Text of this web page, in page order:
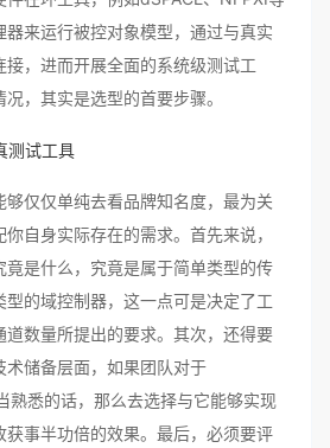
来运行被控对象模型，通过与真实
接，进而开展全面的系统级测试工
，其实是选型的首要步骤。
测试工具
仅仅单纯去看品牌知名度，最为关
自身实际存在的需求。首先来说，
竟是什么，究竟是属于简单类型的传
的域控制器，这一点可是决定了工
道数量所提出的要求。其次，还得要
术储备层面，如果团队对于
熟悉的话，那么去选择与它能够实现
获事半功倍的效果。最后，必须要评